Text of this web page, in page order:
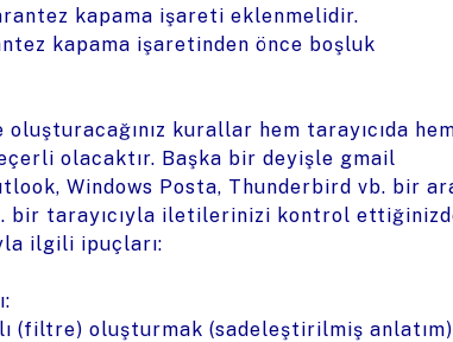
kapama işareti eklenmelidir.
kapama işaretinden önce boşluk
oluşturacağınız kurallar hem tarayıcıda
olacaktır. Başka bir deyişle gmail
Windows Posta, Thunderbird vb. bir
bir tarayıcıyla iletilerinizi kontrol
ilgili ipuçları:
(filtre) oluşturmak (sadeleştirilmiş